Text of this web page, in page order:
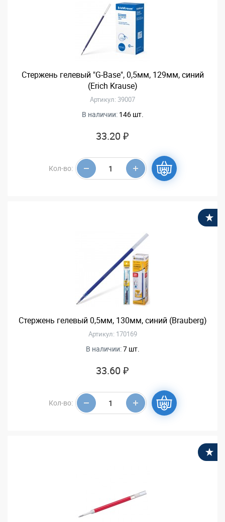
Стержень гелевый "G-Base", 0,5мм, 129мм, синий
(Erich Krause)
Артикул: 39007
В наличии: 146 шт.
33.20 ₽
Кол-во:
Стержень гелевый 0,5мм, 130мм, синий (Brauberg)
Артикул: 170169
В наличии:7 шт.
33.60 ₽
Кол-во: